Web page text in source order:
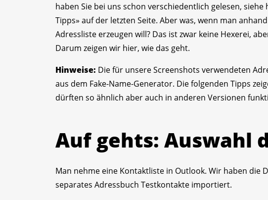
haben Sie bei uns schon verschiedentlich gelesen,
Tipps» auf der letzten Seite. Aber was, wenn man
Adressliste erzeugen will? Das ist zwar keine Hexerei,
Darum zeigen wir hier, wie das geht.
Hinweise: Die für unsere Screenshots verwendeten
aus dem Fake-Name-Generator. Die folgenden Tipps
dürften so ähnlich aber auch in anderen Versionen
Auf gehts: Auswahl
Man nehme eine Kontaktliste in Outlook. Wir haben die
separates Adressbuch Testkontakte importiert.